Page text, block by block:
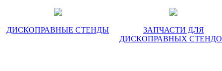
ДИСКОПРАВНЫЕ СТЕНДЫ
ЗАПЧАСТИ ДЛЯ
ДИСКОПРАВНЫХ